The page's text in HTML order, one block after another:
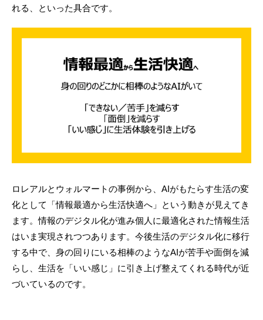
れる、といった具合です。
ロレアルとウォルマートの事例から、AIがもたらす生活の変
化として「情報最適から生活快適へ」という動きが見えてき
ます。情報のデジタル化が進み個人に最適化された情報生活
はいま実現されつつあります。今後生活のデジタル化に移行
する中で、身の回りにいる相棒のようなAIが苦手や面倒を減
らし、生活を「いい感じ」に引き上げ整えてくれる時代が近
づいているのです。